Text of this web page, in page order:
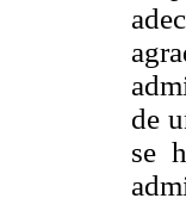
de
se